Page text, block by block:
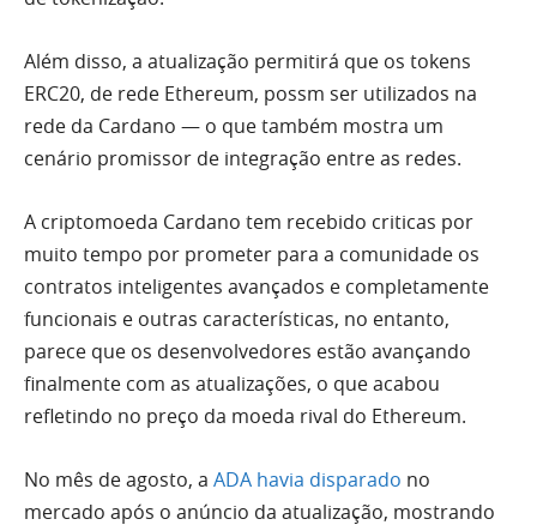
Além disso, a atualização permitirá que os tokens
ERC20, de rede Ethereum, possm ser utilizados na
rede da Cardano — o que também mostra um
cenário promissor de integração entre as redes.
A criptomoeda Cardano tem recebido criticas por
muito tempo por prometer para a comunidade os
contratos inteligentes avançados e completamente
funcionais e outras características, no entanto,
parece que os desenvolvedores estão avançando
finalmente com as atualizações, o que acabou
refletindo no preço da moeda rival do Ethereum.
No mês de agosto, a ADA havia disparado no
mercado após o anúncio da atualização, mostrando